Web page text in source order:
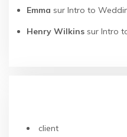
Emma sur Intro to
Henry Wilkins sur Intro
client